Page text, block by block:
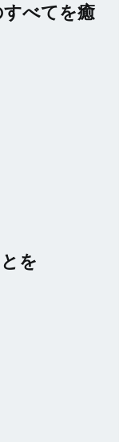
べてを癒
を